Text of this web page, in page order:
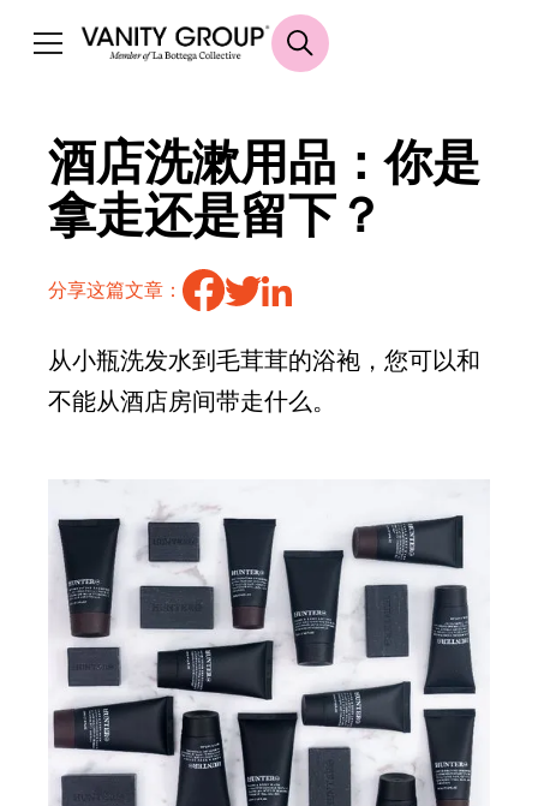
酒店洗漱用品：你是
拿走还是留下？
分享这篇文章：
从小瓶洗发水到毛茸茸的浴袍，您可以和
不能从酒店房间带走什么。